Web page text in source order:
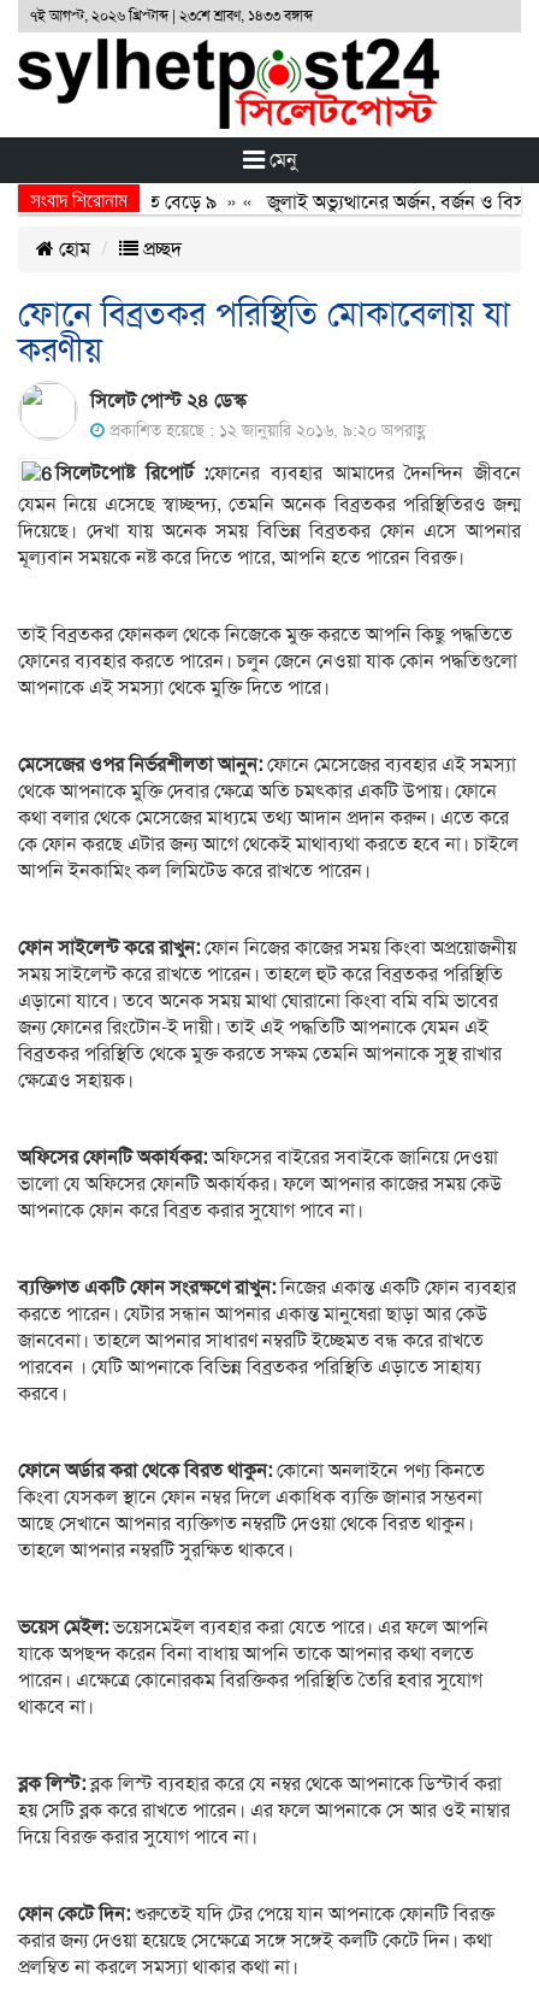
৭ই আগস্ট, ২০২৬ খ্রিস্টাব্দ | ২৩শে শ্রাবণ, ১৪৩৩ বঙ্গাব্দ
মেনু
সংবাদ শিরোনাম
সংঘর্ষ, নিহত বেড়ে ৯» «জুলাই অভ্যুত্থানের অর্জন, বর্জন ও বিসর্জন
হোম
প্রচ্ছদ
ফোনে বিব্রতকর পরিস্থিতি মোকাবেলায় যা
করণীয়
সিলেট পোস্ট ২৪ ডেস্ক
প্রকাশিত হয়েছে : ১২ জানুয়ারি ২০১৬, ৯:২০ অপরাহ্ণ
সিলেটপোষ্ট রিপোর্ট :ফোনের ব্যবহার আমাদের দৈনন্দিন জীবনে
যেমন নিয়ে এসেছে স্বাচ্ছন্দ্য, তেমনি অনেক বিব্রতকর পরিস্থিতিরও জন্ম
দিয়েছে। দেখা যায় অনেক সময় বিভিন্ন বিব্রতকর ফোন এসে আপনার
মূল্যবান সময়কে নষ্ট করে দিতে পারে, আপনি হতে পারেন বিরক্ত।
তাই বিব্রতকর ফোনকল থেকে নিজেকে মুক্ত করতে আপনি কিছু পদ্ধতিতে
ফোনের ব্যবহার করতে পারেন। চলুন জেনে নেওয়া যাক কোন পদ্ধতিগুলো
আপনাকে এই সমস্যা থেকে মুক্তি দিতে পারে।
মেসেজের ওপর নির্ভরশীলতা আনুন: ফোনে মেসেজের ব্যবহার এই সমস্যা
থেকে আপনাকে মুক্তি দেবার ক্ষেত্রে অতি চমৎকার একটি উপায়। ফোনে
কথা বলার থেকে মেসেজের মাধ্যমে তথ্য আদান প্রদান করুন। এতে করে
কে ফোন করছে এটার জন্য আগে থেকেই মাথাব্যথা করতে হবে না। চাইলে
আপনি ইনকামিং কল লিমিটেড করে রাখতে পারেন।
ফোন সাইলেন্ট করে রাখুন: ফোন নিজের কাজের সময় কিংবা অপ্রয়োজনীয়
সময় সাইলেন্ট করে রাখতে পারেন। তাহলে হুট করে বিব্রতকর পরিস্থিতি
এড়ানো যাবে। তবে অনেক সময় মাথা ঘোরানো কিংবা বমি বমি ভাবের
জন্য ফোনের রিংটোন-ই দায়ী। তাই এই পদ্ধতিটি আপনাকে যেমন এই
বিব্রতকর পরিস্থিতি থেকে মুক্ত করতে সক্ষম তেমনি আপনাকে সুস্থ রাখার
ক্ষেত্রেও সহায়ক।
অফিসের ফোনটি অকার্যকর:অফিসের বাইরের সবাইকে জানিয়ে দেওয়া
ভালো যে অফিসের ফোনটি অকার্যকর। ফলে আপনার কাজের সময় কেউ
আপনাকে ফোন করে বিব্রত করার সুযোগ পাবে না।
ব্যক্তিগত একটি ফোন সংরক্ষণে রাখুন:নিজের একান্ত একটি ফোন ব্যবহার
করতে পারেন। যেটার সন্ধান আপনার একান্ত মানুষেরা ছাড়া আর কেউ
জানবেনা। তাহলে আপনার সাধারণ নম্বরটি ইচ্ছেমত বন্ধ করে রাখতে
পারবেন । যেটি আপনাকে বিভিন্ন বিব্রতকর পরিস্থিতি এড়াতে সাহায্য
করবে।
ফোনে অর্ডার করা থেকে বিরত থাকুন: কোনো অনলাইনে পণ্য কিনতে
কিংবা যেসকল স্থানে ফোন নম্বর দিলে একাধিক ব্যক্তি জানার সম্ভবনা
আছে সেখানে আপনার ব্যক্তিগত নম্বরটি দেওয়া থেকে বিরত থাকুন।
তাহলে আপনার নম্বরটি সুরক্ষিত থাকবে।
ভয়েস মেইল:ভয়েসমেইল ব্যবহার করা যেতে পারে। এর ফলে আপনি
যাকে অপছন্দ করেন বিনা বাধায় আপনি তাকে আপনার কথা বলতে
পারেন। এক্ষেত্রে কোনোরকম বিরক্তিকর পরিস্থিতি তৈরি হবার সুযোগ
থাকবে না।
ব্লক লিস্ট:ব্লক লিস্ট ব্যবহার করে যে নম্বর থেকে আপনাকে ডিস্টার্ব করা
হয় সেটি ব্লক করে রাখতে পারেন। এর ফলে আপনাকে সে আর ওই নাম্বার
দিয়ে বিরক্ত করার সুযোগ পাবে না।
ফোন কেটে দিন: শুরুতেই যদি টের পেয়ে যান আপনাকে ফোনটি বিরক্ত
করার জন্য দেওয়া হয়েছে সেক্ষেত্রে সঙ্গে সঙ্গেই কলটি কেটে দিন। কথা
প্রলম্বিত না করলে সমস্যা থাকার কথা না।